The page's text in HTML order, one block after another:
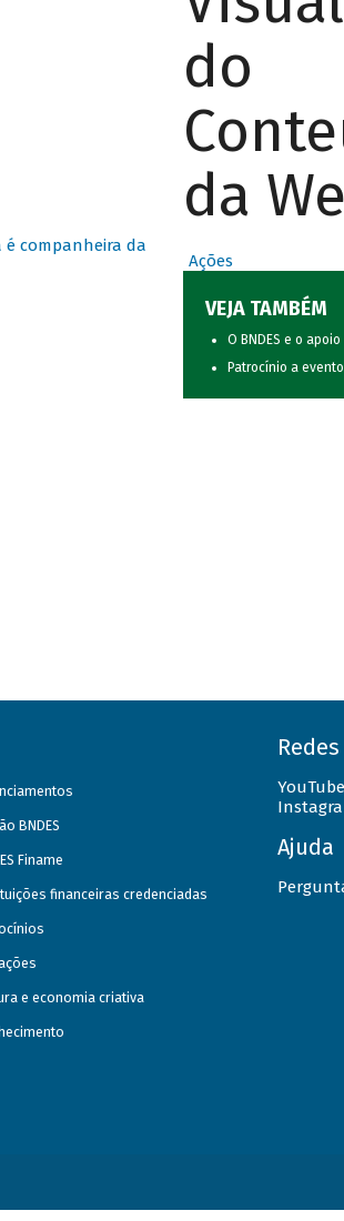
é companheira da
do
da
Ações
VEJA TAMBÉM
O BNDES e o
Patrocínio a
BNDES
Finame
financeiras credenciadas
e economia criativa
YouTube
Ajuda